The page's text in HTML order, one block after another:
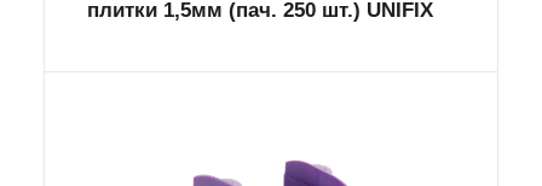
плитки 1,5мм (пач. 250 шт.) UNIFIX